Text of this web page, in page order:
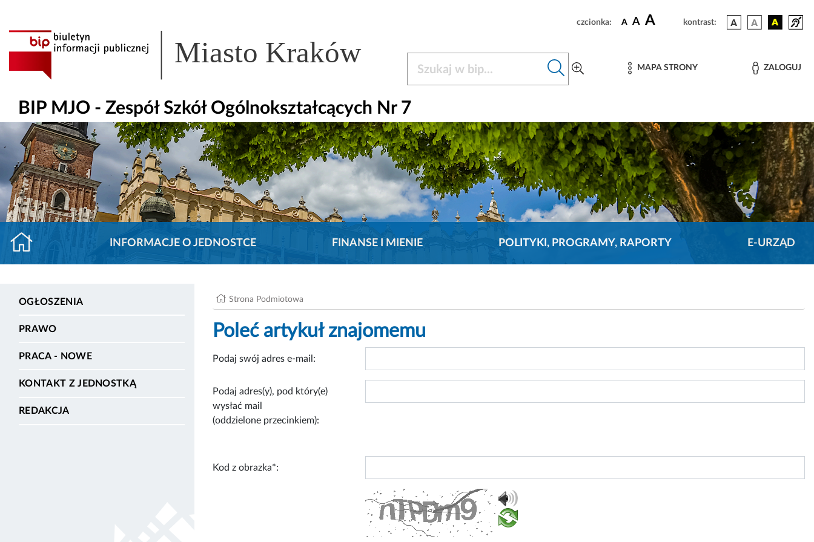
czcionka: A A A kontrast:
Miasto Kraków MAPA STRONY ZALOGUJ
BIP MJO - Zespół Szkół Ogólnokształcących Nr 7
INFORMACJE O JEDNOSTCE FINANSE I MIENIE POLITYKI, PROGRAMY, RAPORTY E-URZĄD
OGŁOSZENIA
PRAWO
PRACA - NOWE
KONTAKT Z JEDNOSTKĄ
REDAKCJA
Strona Podmiotowa
Poleć artykuł znajomemu
Podaj swój adres e-mail:
Podaj adres(y), pod który(e)
wysłać mail
(oddzielone przecinkiem):
Kod z obrazka*: